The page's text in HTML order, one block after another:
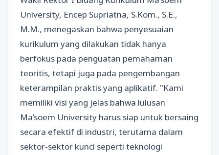
University, Encep Supriatna, S.Kom., S.E.,
M.M., menegaskan bahwa penyesuaian
kurikulum yang dilakukan tidak hanya
berfokus pada penguatan pemahaman
teoritis, tetapi juga pada pengembangan
keterampilan praktis yang aplikatif. "Kami
memiliki visi yang jelas bahwa lulusan
Ma’soem University harus siap untuk bersaing
secara efektif di industri, terutama dalam
sektor-sektor kunci seperti teknologi